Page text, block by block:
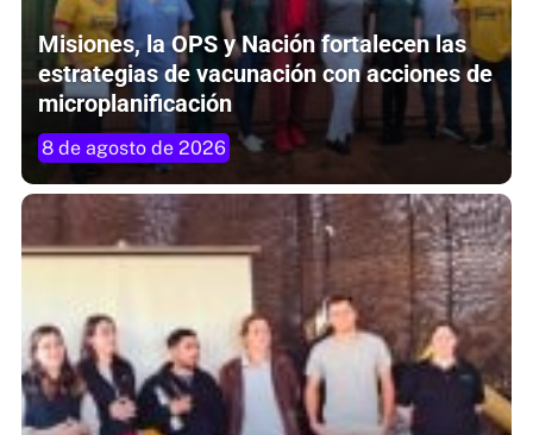
Misiones, la OPS y Nación fortalecen las
estrategias de vacunación con acciones de
microplanificación
8 de agosto de 2026